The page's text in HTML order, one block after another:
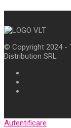
© Copyright 2024 -
Distribution SRL
Autentificare